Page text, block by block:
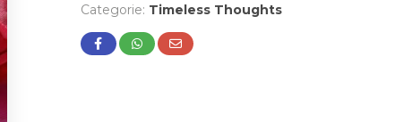
Categorie: Timeless Thoughts